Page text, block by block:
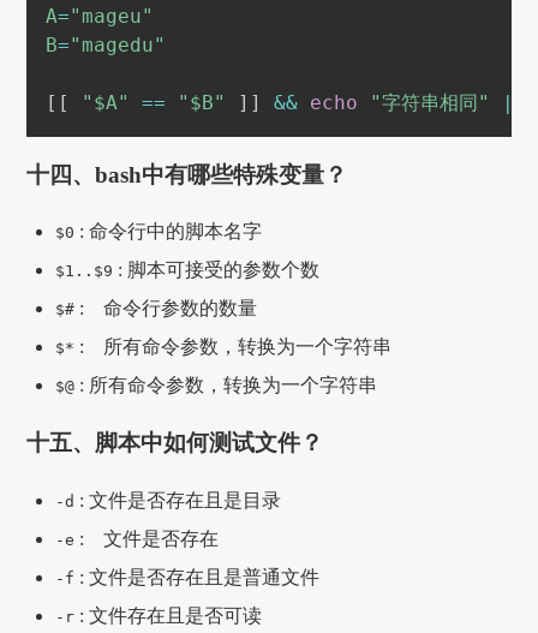
A="mageu"
B="magedu"
[ [ " $A" == " $B" ] ] && echo "字符串相同" ||
十四、bash中有哪些特殊变量？
$0 : 命令行中的脚本名字
$1..$9 : 脚本可接受的参数个数
$# : 命令行参数的数量
$* : 所有命令参数，转换为一个字符串
$@ : 所有命令参数，转换为一个字符串
十五、脚本中如何测试文件？
-d : 文件是否存在且是目录
-e : 文件是否存在
-f : 文件是否存在且是普通文件
-r : 文件存在且是否可读